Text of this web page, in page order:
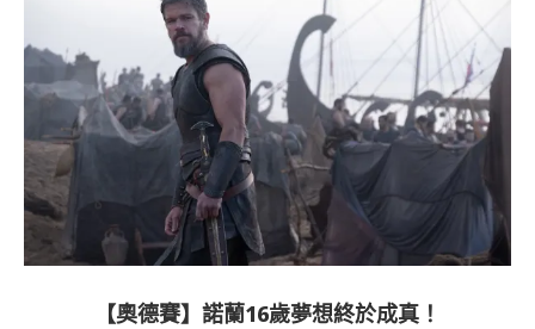
【奧德賽】諾蘭16歲夢想終於成真！